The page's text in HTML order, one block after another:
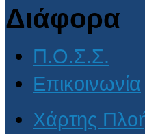
Διάφορα
Π.Ο.Σ.Σ.
Επικοινωνία
Χάρτης